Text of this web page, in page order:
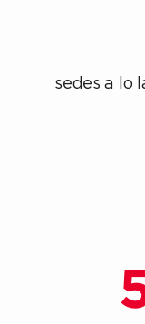
sedes a lo